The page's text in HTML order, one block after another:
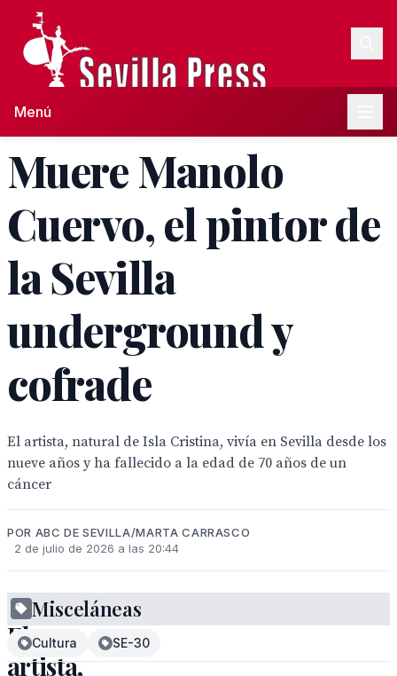
Menú
Muere Manolo
Cuervo, el pintor de
la Sevilla
underground y
cofrade
El artista, natural de Isla Cristina, vivía en Sevilla desde los
nueve años y ha fallecido a la edad de 70 años de un
cáncer
POR ABC DE SEVILLA/MARTA CARRASCO
2 de julio de 2026 a las 20:44
El
artista,
Misceláneas
Cultura SE-30